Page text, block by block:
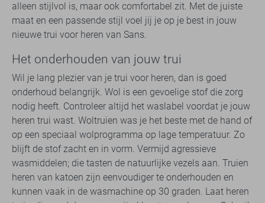
alleen stijlvol is, maar ook comfortabel zit. Met de juiste
maat en een passende stijl voel jij je op je best in jouw
nieuwe trui voor heren van Sans.
Het onderhouden van jouw trui
Wil je lang plezier van je trui voor heren, dan is goed
onderhoud belangrijk. Wol is een gevoelige stof die zorg
nodig heeft. Controleer altijd het waslabel voordat je jouw
heren trui wast. Woltruien was je het beste met de hand of
op een speciaal wolprogramma op lage temperatuur. Zo
blijft de stof zacht en in vorm. Vermijd agressieve
wasmiddelen; die tasten de natuurlijke vezels aan. Truien
heren van katoen zijn eenvoudiger te onderhouden en
kunnen vaak in de wasmachine op 30 graden. Laat heren